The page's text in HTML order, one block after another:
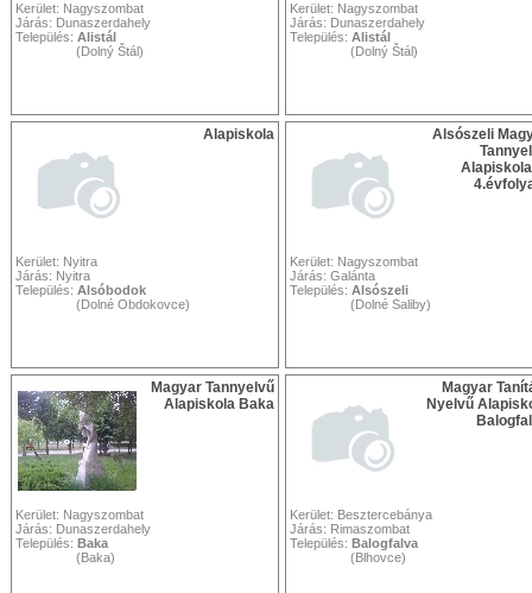
Kerület: Nagyszombat
Járás: Dunaszerdahely
Település: Alistál
(Dolný Štál)
Kerület: Nagyszombat
Járás: Dunaszerdahely
Település: Alistál
(Dolný Štál)
Alapiskola
Kerület: Nyitra
Járás: Nyitra
Település: Alsóbodok
(Dolné Obdokovce)
Alsószeli
Kerület: Nagyszombat
Járás: Galánta
Település: Alsószeli
(Dolné Saliby)
Magyar Tannyelvű
Alapiskola Baka
Kerület: Nagyszombat
Járás: Dunaszerdahely
Település: Baka
(Baka)
Magyar
Nyelvű
Kerület: Besztercebánya
Járás: Rimaszombat
Település: Balogfalva
(Blhovce)